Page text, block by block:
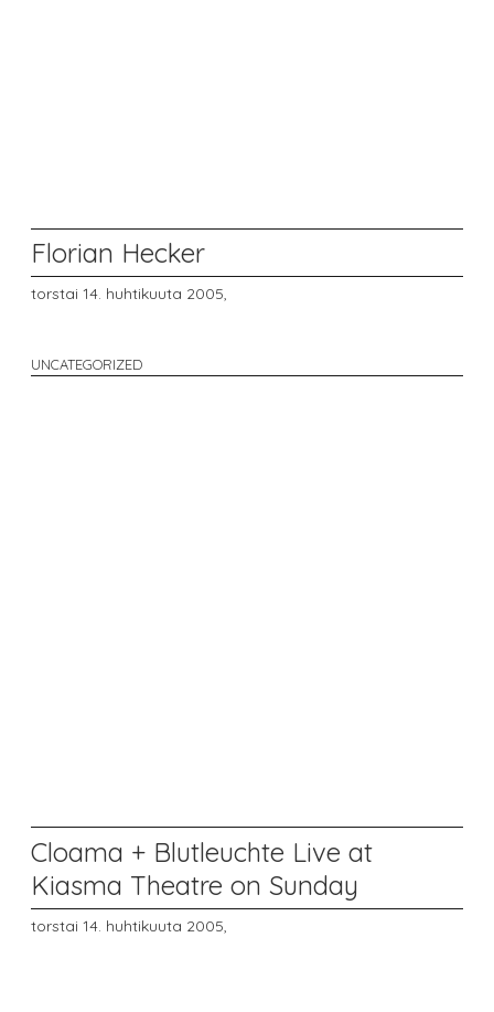
Florian Hecker
torstai 14. huhtikuuta 2005,
UNCATEGORIZED
Cloama + Blutleuchte Live at
Kiasma Theatre on Sunday
torstai 14. huhtikuuta 2005,